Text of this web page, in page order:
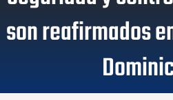
son reafirmados